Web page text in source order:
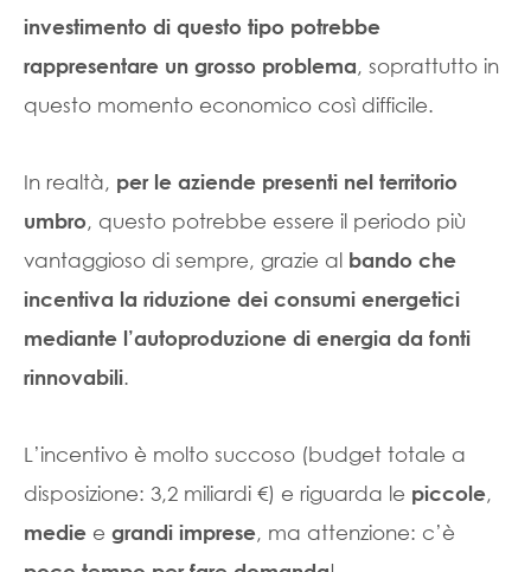
investimento di questo tipo potrebbe
rappresentare un grosso problema, soprattutto in
questo momento economico così difficile.
In realtà, per le aziende presenti nel territorio
umbro, questo potrebbe essere il periodo più
vantaggioso di sempre, grazie al bando che
incentiva la riduzione dei consumi energetici
mediante l’autoproduzione di energia da fonti
rinnovabili.
L’incentivo è molto succoso (budget totale a
disposizione: 3,2 miliardi €) e riguarda le piccole,
medie e grandi imprese, ma attenzione: c’è